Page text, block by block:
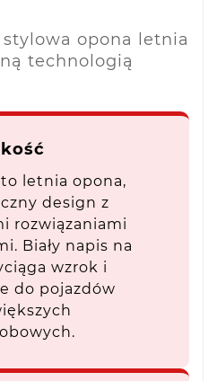
opona letnia
technologią
to letnia opona,
design z
rozwiązaniami
Biały napis na
wzrok i
do pojazdów